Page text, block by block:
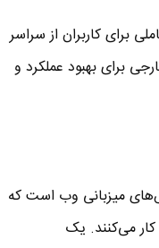
برای کاربران از سراسر
برای بهبود عملکرد و
میزبانی وب است که
می‌کنند. یک